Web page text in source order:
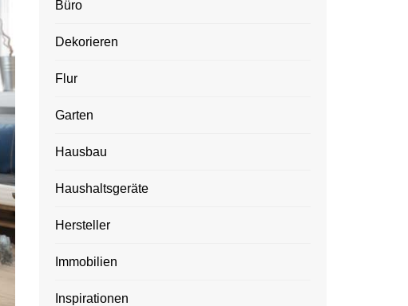
Büro
Dekorieren
Flur
Garten
Hausbau
Haushaltsgeräte
Hersteller
Immobilien
Inspirationen